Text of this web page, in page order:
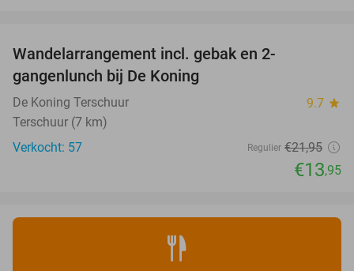
Wandelarrangement incl. gebak en 2-
gangenlunch bij De Koning
De Koning Terschuur 9.7 star
Terschuur (7 km)
Verkocht: 57
Regulier €21,95
€13,95